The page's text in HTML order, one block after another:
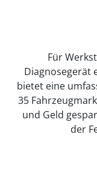
Für
Diagnosegerät
bietet eine
35
und Geld
der